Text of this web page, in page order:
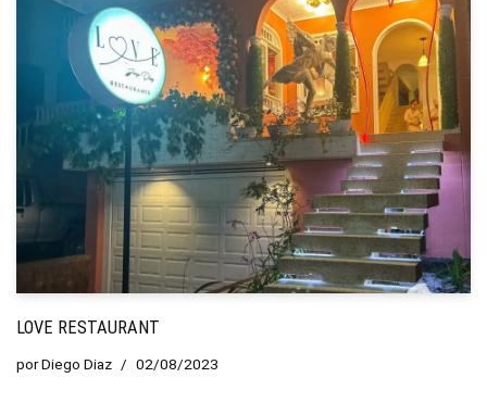
LOVE RESTAURANT
porDiego Diaz 02/08/2023